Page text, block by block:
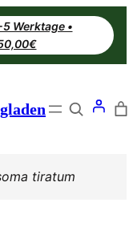
Werktage •
Search
tiratum